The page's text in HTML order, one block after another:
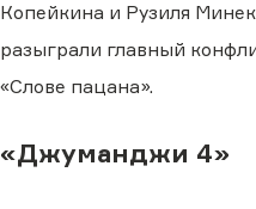
Копейкина и Рузиля
разыграли главный
«Слове пацана».
«Джуманджи 4»